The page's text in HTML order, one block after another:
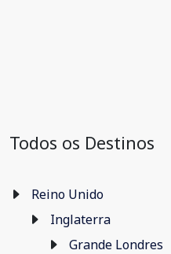
Todos os Destinos
Reino Unido
Inglaterra
Grande Londres